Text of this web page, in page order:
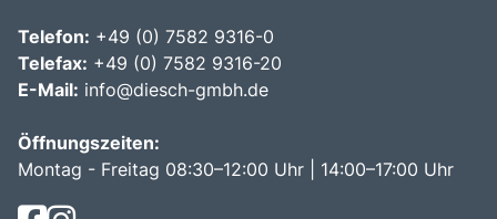
Telefon: +49 (0) 7582 9316-0
Telefax: +49 (0) 7582 9316-20
E-Mail: info@diesch-gmbh.de
Öffnungszeiten:
Montag - Freitag 08:30–12:00 Uhr | 14:00–17:00 Uhr